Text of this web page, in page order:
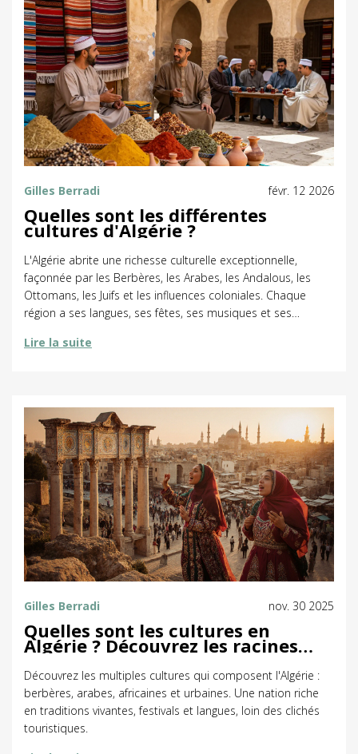
Gilles Berradi févr. 12 2026
Quelles sont les différentes
cultures d'Algérie ?
L'Algérie abrite une richesse culturelle exceptionnelle,
façonnée par les Berbères, les Arabes, les Andalous, les
Ottomans, les Juifs et les influences coloniales. Chaque
région a ses langues, ses fêtes, ses musiques et ses
font l'âme du pays.
Lire la suite
Gilles Berradi nov. 30 2025
Quelles sont les cultures en
Algérie ? Découvrez les racines
profondes d'une nation diverse
Découvrez les multiples cultures qui composent l'Algérie :
berbères, arabes, africaines et urbaines. Une nation riche
en traditions vivantes, festivals et langues, loin des clichés
touristiques.